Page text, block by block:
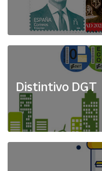
Distintivo DGT